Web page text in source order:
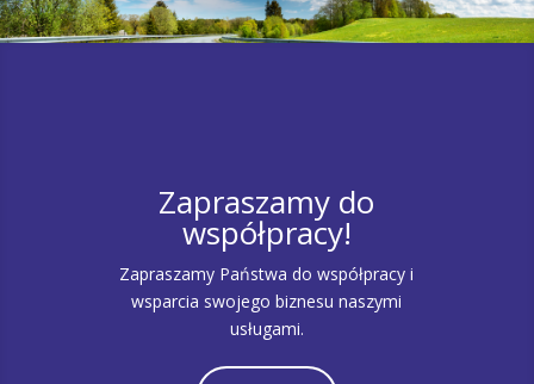
Zapraszamy do
współpracy!
Zapraszamy Państwa do współpracy i
wsparcia swojego biznesu naszymi
usługami.